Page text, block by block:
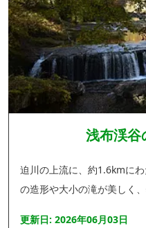
浅布渓谷
迫川の上流に、約1.6kmに
の造形や大小の滝が美しく
更新日: 2026年06月03日